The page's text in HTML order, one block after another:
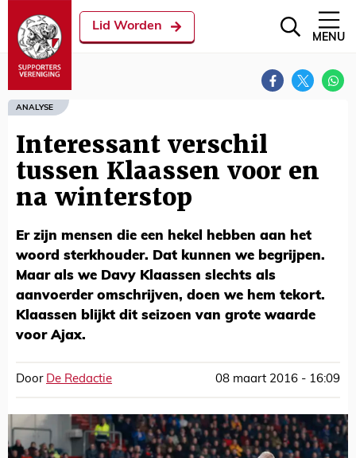
Lid Worden
MENU
ANALYSE
Interessant verschil
tussen Klaassen voor en
na winterstop
Er zijn mensen die een hekel hebben aan het
woord sterkhouder. Dat kunnen we begrijpen.
Maar als we Davy Klaassen slechts als
aanvoerder omschrijven, doen we hem tekort.
Klaassen blijkt dit seizoen van grote waarde
voor Ajax.
Door De Redactie 08 maart 2016 - 16:09